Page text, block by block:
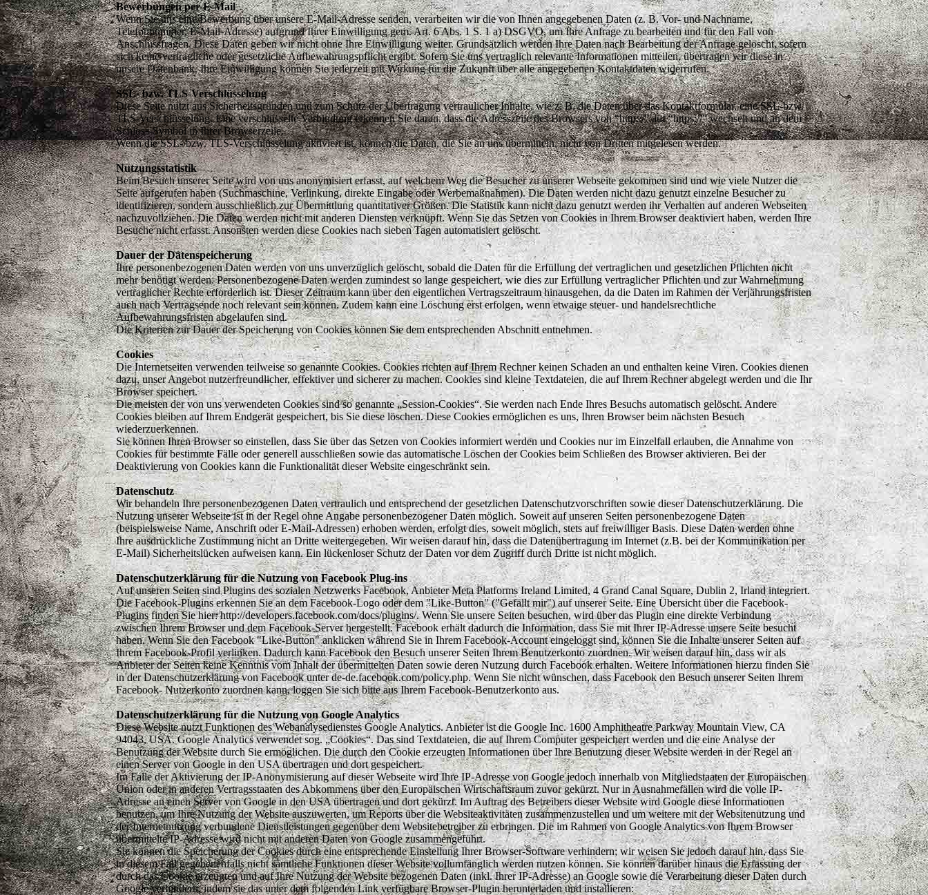
Bewerbungen per E-Mail
Wenn Sie uns eine Bewerbung über unsere E-Mail-Adresse senden, verarbeiten wir die von Ihnen angegebenen Daten (z. B. Vor- und Nachname,
Telefonnummer, E-Mail-Adresse) aufgrund Ihrer Einwilligung gem. Art. 6 Abs. 1 S. 1 a) DSGVO, um Ihre Anfrage zu bearbeiten und für den Fall von
Anschlussfragen. Diese Daten geben wir nicht ohne Ihre Einwilligung weiter. Grundsätzlich werden Ihre Daten nach Bearbeitung der Anfrage gelöscht, sofern
sich keine vertragliche oder gesetzliche Aufbewahrungspflicht ergibt. Sofern Sie uns vertraglich relevante Informationen mitteilen, übertragen wir diese in
unsere Datenbank. Ihre Einwilligung können Sie jederzeit mit Wirkung für die Zukunft über alle angegebenen Kontaktdaten widerrufen.
SSL- bzw. TLS-Verschlüsselung
Diese Seite nutzt aus Sicherheitsgründen und zum Schutz der Übertragung vertraulicher Inhalte, wie z. B. die Daten über das Kontaktformular, eine SSL-bzw.
TLS-Verschlüsselung. Eine verschlüsselte Verbindung erkennen Sie daran, dass die Adresszeile des Browsers von “http://” auf “https://” wechselt und an dem
Schloss-Symbol in Ihrer Browserzeile.
Wenn die SSL- bzw. TLS-Verschlüsselung aktiviert ist, können die Daten, die Sie an uns übermitteln, nicht von Dritten mitgelesen werden.
Nutzungsstatistik
Beim Besuch unserer Seite wird von uns anonymisiert erfasst, auf welchem Weg die Besucher zu unserer Webseite gekommen sind und wie viele Nutzer die
Seite aufgerufen haben (Suchmaschine, Verlinkung, direkte Eingabe oder Werbemaßnahmen). Die Daten werden nicht dazu genutzt einzelne Besucher zu
identifizieren, sondern ausschließlich zur Übermittlung quantitativer Größen. Die Statistik kann nicht dazu genutzt werden ihr Verhalten auf anderen Webseiten
nachzuvollziehen. Die Daten werden nicht mit anderen Diensten verknüpft. Wenn Sie das Setzen von Cookies in Ihrem Browser deaktiviert haben, werden Ihre
Besuche nicht erfasst. Ansonsten werden diese Cookies nach sieben Tagen automatisiert gelöscht.
Dauer der Datenspeicherung
Ihre personenbezogenen Daten werden von uns unverzüglich gelöscht, sobald die Daten für die Erfüllung der vertraglichen und gesetzlichen Pflichten nicht
mehr benötigt werden. Personenbezogene Daten werden zumindest so lange gespeichert, wie dies zur Erfüllung vertraglicher Pflichten und zur Wahrnehmung
vertraglicher Rechte erforderlich ist. Dieser Zeitraum kann über den eigentlichen Vertragszeitraum hinausgehen, da die Daten im Rahmen der Verjährungsfristen
auch nach Vertragsende noch relevant sein können. Zudem kann eine Löschung erst erfolgen, wenn etwaige steuer- und handelsrechtliche
Aufbewahrungsfristen abgelaufen sind.
Die Kriterien zur Dauer der Speicherung von Cookies können Sie dem entsprechenden Abschnitt entnehmen.
Cookies
Die Internetseiten verwenden teilweise so genannte Cookies. Cookies richten auf Ihrem Rechner keinen Schaden an und enthalten keine Viren. Cookies dienen
dazu, unser Angebot nutzerfreundlicher, effektiver und sicherer zu machen. Cookies sind kleine Textdateien, die auf Ihrem Rechner abgelegt werden und die Ihr
Browser speichert.
Die meisten der von uns verwendeten Cookies sind so genannte „Session-Cookies“. Sie werden nach Ende Ihres Besuchs automatisch gelöscht. Andere
Cookies bleiben auf Ihrem Endgerät gespeichert, bis Sie diese löschen. Diese Cookies ermöglichen es uns, Ihren Browser beim nächsten Besuch
wiederzuerkennen.
Sie können Ihren Browser so einstellen, dass Sie über das Setzen von Cookies informiert werden und Cookies nur im Einzelfall erlauben, die Annahme von
Cookies für bestimmte Fälle oder generell ausschließen sowie das automatische Löschen der Cookies beim Schließen des Browser aktivieren. Bei der
Deaktivierung von Cookies kann die Funktionalität dieser Website eingeschränkt sein.
Datenschutz
Wir behandeln Ihre personenbezogenen Daten vertraulich und entsprechend der gesetzlichen Datenschutzvorschriften sowie dieser Datenschutzerklärung. Die
Nutzung unserer Webseite ist in der Regel ohne Angabe personenbezogener Daten möglich. Soweit auf unseren Seiten personenbezogene Daten
(beispielsweise Name, Anschrift oder E-Mail-Adressen) erhoben werden, erfolgt dies, soweit möglich, stets auf freiwilliger Basis. Diese Daten werden ohne
Ihre ausdrückliche Zustimmung nicht an Dritte weitergegeben. Wir weisen darauf hin, dass die Datenübertragung im Internet (z.B. bei der Kommunikation per
E-Mail) Sicherheitslücken aufweisen kann. Ein lückenloser Schutz der Daten vor dem Zugriff durch Dritte ist nicht möglich.
Datenschutzerklärung für die Nutzung von Facebook Plug-ins
Auf unseren Seiten sind Plugins des sozialen Netzwerks Facebook, Anbieter Meta Platforms Ireland Limited, 4 Grand Canal Square, Dublin 2, Irland integriert.
Die Facebook-Plugins erkennen Sie an dem Facebook-Logo oder dem "Like-Button" ("Gefällt mir") auf unserer Seite. Eine Übersicht über die Facebook-
Plugins finden Sie hier: http://developers.facebook.com/docs/plugins/. Wenn Sie unsere Seiten besuchen, wird über das Plugin eine direkte Verbindung
zwischen Ihrem Browser und dem Facebook-Server hergestellt. Facebook erhält dadurch die Information, dass Sie mit Ihrer IP-Adresse unsere Seite besucht
haben. Wenn Sie den Facebook "Like-Button" anklicken während Sie in Ihrem Facebook-Account eingeloggt sind, können Sie die Inhalte unserer Seiten auf
Ihrem Facebook-Profil verlinken. Dadurch kann Facebook den Besuch unserer Seiten Ihrem Benutzerkonto zuordnen. Wir weisen darauf hin, dass wir als
Anbieter der Seiten keine Kenntnis vom Inhalt der übermittelten Daten sowie deren Nutzung durch Facebook erhalten. Weitere Informationen hierzu finden Sie
in der Datenschutzerklärung von Facebook unter de-de.facebook.com/policy.php. Wenn Sie nicht wünschen, dass Facebook den Besuch unserer Seiten Ihrem
Facebook- Nutzerkonto zuordnen kann, loggen Sie sich bitte aus Ihrem Facebook-Benutzerkonto aus.
Datenschutzerklärung für die Nutzung von Google Analytics
Diese Website nutzt Funktionen des Webanalysedienstes Google Analytics. Anbieter ist die Google Inc. 1600 Amphitheatre Parkway Mountain View, CA
94043, USA. Google Analytics verwendet sog. „Cookies“. Das sind Textdateien, die auf Ihrem Computer gespeichert werden und die eine Analyse der
Benutzung der Website durch Sie ermöglichen. Die durch den Cookie erzeugten Informationen über Ihre Benutzung dieser Website werden in der Regel an
einen Server von Google in den USA übertragen und dort gespeichert.
Im Falle der Aktivierung der IP-Anonymisierung auf dieser Webseite wird Ihre IP-Adresse von Google jedoch innerhalb von Mitgliedstaaten der Europäischen
Union oder in anderen Vertragsstaaten des Abkommens über den Europäischen Wirtschaftsraum zuvor gekürzt. Nur in Ausnahmefällen wird die volle IP-
Adresse an einen Server von Google in den USA übertragen und dort gekürzt. Im Auftrag des Betreibers dieser Website wird Google diese Informationen
benutzen, um Ihre Nutzung der Website auszuwerten, um Reports über die Websiteaktivitäten zusammenzustellen und um weitere mit der Websitenutzung und
der Internetnutzung verbundene Dienstleistungen gegenüber dem Websitebetreiber zu erbringen. Die im Rahmen von Google Analytics von Ihrem Browser
übermittelte IP-Adresse wird nicht mit anderen Daten von Google zusammengeführt.
Sie können die Speicherung der Cookies durch eine entsprechende Einstellung Ihrer Browser-Software verhindern; wir weisen Sie jedoch darauf hin, dass Sie
in diesem Fall gegebenenfalls nicht sämtliche Funktionen dieser Website vollumfänglich werden nutzen können. Sie können darüber hinaus die Erfassung der
durch das Cookie erzeugten und auf Ihre Nutzung der Website bezogenen Daten (inkl. Ihrer IP-Adresse) an Google sowie die Verarbeitung dieser Daten durch
Google verhindern, indem sie das unter dem folgenden Link verfügbare Browser-Plugin herunterladen und installieren: